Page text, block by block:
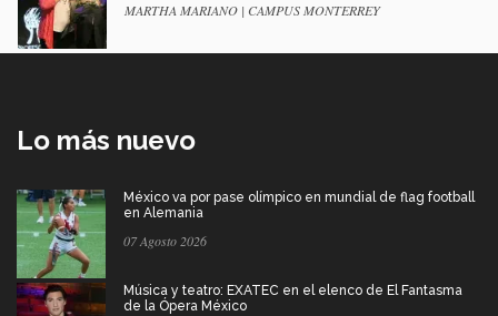
MARTHA MARIANO | CAMPUS MONTERREY
Lo más nuevo
México va por pase olímpico en mundial de flag football
en Alemania
07 Agosto 2026
Música y teatro: EXATEC en el elenco de El Fantasma
de la Ópera México